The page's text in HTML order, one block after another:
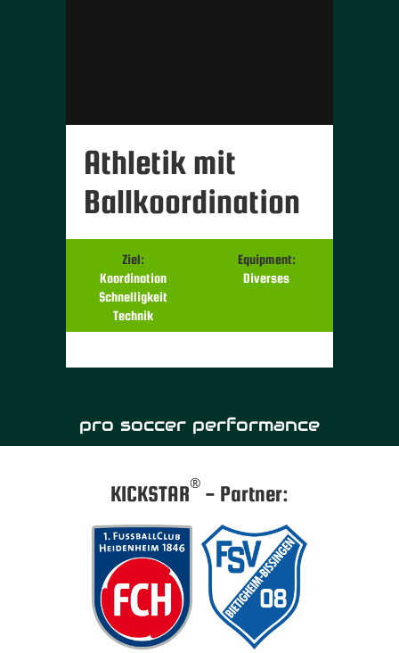
Athletik mit
Ballkoordination
Ziel:
Koordination
Schnelligkeit
Technik
Equipment:
Diverses
pro soccer performance
KICKSTAR® - Partner: